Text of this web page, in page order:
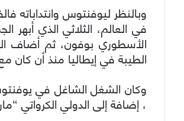
وبالنظر ليوفنتوس
الأسطوري بوفون، ثم أضاف
الطيبة في إيطاليا منذ أن كان
وكان الشغل الشاغل في
، إضافة إلى الدولي الكرواتي